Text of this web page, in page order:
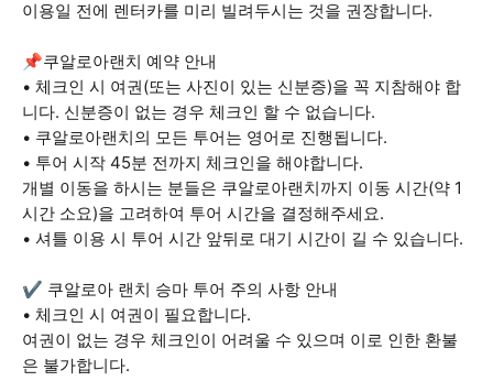
이용일 전에 렌터카를 미리 빌려두시는 것을 권장합니다.
📌쿠알로아랜치 예약 안내
• 체크인 시 여권(또는 사진이 있는 신분증)을 꼭 지참해야 합
니다. 신분증이 없는 경우 체크인 할 수 없습니다.
• 쿠알로아랜치의 모든 투어는 영어로 진행됩니다.
• 투어 시작 45분 전까지 체크인을 해야합니다.
개별 이동을 하시는 분들은 쿠알로아랜치까지 이동 시간(약 1
시간 소요)을 고려하여 투어 시간을 결정해주세요.
• 셔틀 이용 시 투어 시간 앞뒤로 대기 시간이 길 수 있습니다.
✔️ 쿠알로아 랜치 승마 투어 주의 사항 안내
• 체크인 시 여권이 필요합니다.
여권이 없는 경우 체크인이 어려울 수 있으며 이로 인한 환불
은 불가합니다.